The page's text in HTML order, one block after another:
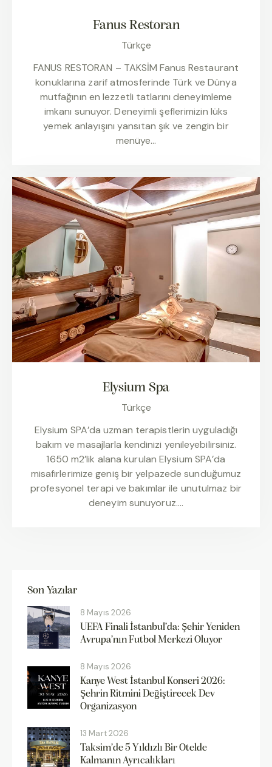
Fanus Restoran
Türkçe
FANUS RESTORAN – TAKSİM Fanus Restaurant
konuklarına zarif atmosferinde Türk ve Dünya
mutfağının en lezzetli tatlarını deneyimleme
imkanı sunuyor. Deneyimli şeflerimizin lüks
yemek anlayışını yansıtan şık ve zengin bir
menüye…
Elysium Spa
Türkçe
Elysium SPA’da uzman terapistlerin uyguladığı
bakım ve masajlarla kendinizi yenileyebilirsiniz.
1650 m2’lik alana kurulan Elysium SPA’da
misafirlerimize geniş bir yelpazede sunduğumuz
profesyonel terapi ve bakımlar ile unutulmaz bir
deneyim sunuyoruz.…
Son Yazılar
8 Mayıs 2026
UEFA Finali İstanbul’da: Şehir Yeniden
Avrupa’nın Futbol Merkezi Oluyor
8 Mayıs 2026
Kanye West İstanbul Konseri 2026:
Şehrin Ritmini Değiştirecek Dev
Organizasyon
13 Mart 2026
Taksim’de 5 Yıldızlı Bir Otelde
Kalmanın Ayrıcalıkları